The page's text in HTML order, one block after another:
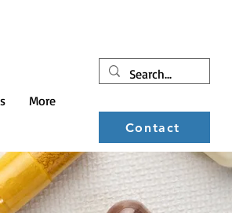
More
Contact